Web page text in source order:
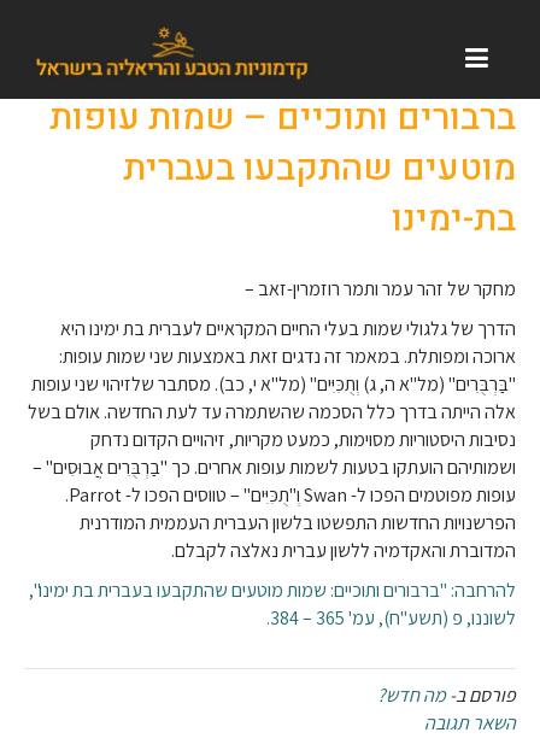
ברבורים ותוכיים – שמות עופות
מוטעים שהתקבעו בעברית
בת-ימינו
מחקר של זהר עמר ותמר רוזמרין-זאב –
הדרך של גלגולי שמות בעלי החיים המקראיים לעברית בת ימינו היא
ארוכה ומפותלת. במאמר זה נדגים זאת באמצעות שני שמות עופות:
"בַּרְבֻּרִים" (מל"א ה, ג) וְתֻכִּיִּים" (מל"א י, כב). מסתבר שלזיהוי שני עופות
אלה הייתה בדרך כלל הסכמה שהשתמרה עד לעת החדשה. אולם בשל
נסיבות היסטוריות מסוימות, כמעט מקריות, זיהויים הקדום נדחק
ושמותיהם הועתקו בטעות לשמות עופות אחרים. כך "בַרְבֻּרִים אֲבוּסִים" –
עופות מפוטמים הפכו ל- Swan וְ"תֻכִּיִּים" – טווסים הפכו ל- Parrot.
הפרשנויות החדשות התפשטו בלשון העברית העממית המודרנית
המדוברת והאקדמיה ללשון עברית נאלצה לקבלם.
להרחבה: "ברבורים ותוכיים: שמות מוטעים שהתקבעו בעברית בת ימינו",
לשוננו, פ (תשע"ח), עמ' 365 – 384.
פורסם ב-מה חדש?
השאר תגובה